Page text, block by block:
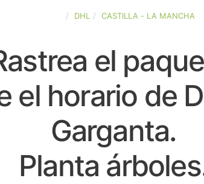
DHL CASTILLA - LA MANCHA
el
el horario de
Garganta.
Planta